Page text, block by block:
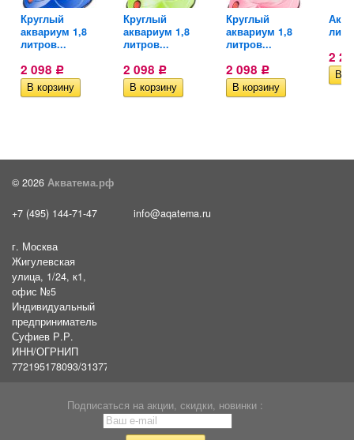
Круглый
аквариум 1,8
литров...
2 098 Р
Круглый
аквариум 1,8
литров...
2 098 Р
Круглый
аквариум 1,8
литров...
2 098 Р
2
© 2026 Акватема.рф
+7 (495) 144-71-47 info@aqatema.ru
г. Москва
Жигулевская
улица, 1/24, к1,
офис №5
Индивидуальный
предприниматель
Суфиев Р.Р.
ИНН/ОГРНИП
772195178093/31377461610054
Подписаться на акции, скидки, новинки :